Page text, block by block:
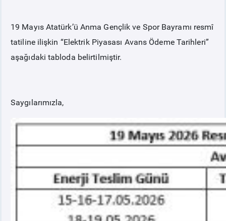
MALİ UZLAŞTIRMA
BÜLTENLER
19 Mayıs Atatürk’ü Anma Gençlik ve Spor Bayramı resmî
tatiline ilişkin “Elektrik Piyasası Avans Ödeme Tarihleri”
aşağıdaki tabloda belirtilmiştir.
Saygılarımızla,